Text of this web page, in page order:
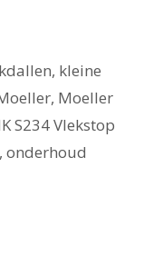
, kleine
, Moeller
S234 Vlekstop
, onderhoud